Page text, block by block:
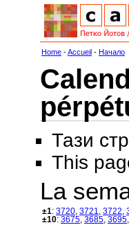
Home -Accueil - Начало
Тази
This
La
±1: 3720 3721 3722
±10: 3675 3685 3695